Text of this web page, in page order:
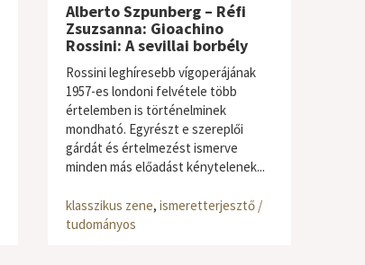
Alberto Szpunberg – Réfi
Zsuzsanna: Gioachino
Rossini: A sevillai borbély
Rossini leghíresebb vígoperájának
1957-es londoni felvétele több
értelemben is történelminek
mondható. Egyrészt e szereplői
gárdát és értelmezést ismerve
minden más előadást kénytelenek...
klasszikus zene, ismeretterjesztő /
tudományos